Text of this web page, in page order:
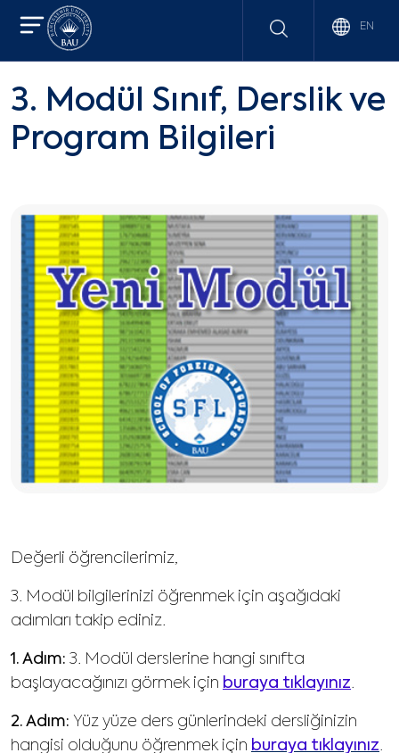
EN
3. Modül Sınıf, Derslik ve
Program Bilgileri
Değerli öğrencilerimiz,
3. Modül bilgilerinizi öğrenmek için aşağıdaki
adımları takip ediniz.
1. Adım: 3. Modül derslerine hangi sınıfta
başlayacağınızı görmek için buraya tıklayınız.
2. Adım: Yüz yüze ders günlerindeki dersliğinizin
hangisi olduğunu öğrenmek için buraya tıklayınız.